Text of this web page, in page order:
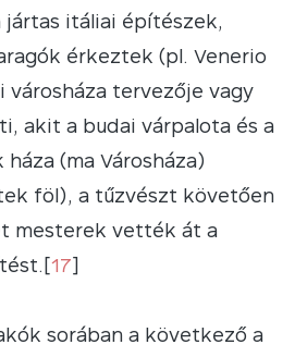
jártas itáliai építészek,
érkeztek (pl. Venerio
városháza tervezője vagy
akit a budai várpalota és a
(ma Városháza)
föl), a tűzvészt követően
mesterek vették át a
17]
sorában a következő a